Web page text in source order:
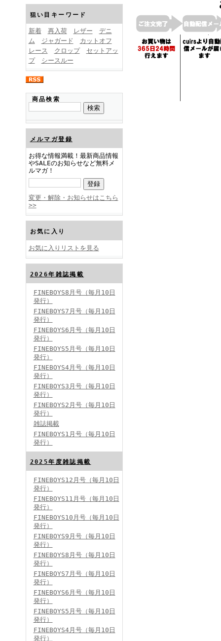
FINEBOYS2024年12月号
FINEBOYS2024年11月号
FINEBOYS2024年10月号
FINEBOYS2024年9月号
FINEBOYS2024年8月号
FINEBOYS2024年7月号
狙い目キーワード
新着 再入荷 レザー
デニ
ム
ジャガード
カットオフ
レース
クロップ
セットアッ
プ
シースルー
商品検索
メルマガ登録
お得な情報満載！最新商品情報
やSALEのお知らせなど無料メ
ルマガ！
変更・解除・お知らせはこちら
>>
お気に入り
お気に入りリストを見る
2026年雑誌掲載
FINEBOYS8月号（毎月10日
発行）
FINEBOYS7月号（毎月10日
発行）
FINEBOYS6月号（毎月10日
発行）
FINEBOYS5月号（毎月10日
発行）
FINEBOYS4月号（毎月10日
発行）
FINEBOYS3月号（毎月10日
発行）
FINEBOYS2月号（毎月10日
発行）
雑誌掲載
FINEBOYS1月号（毎月10日
発行）
2025年度雑誌掲載
FINEBOYS12月号（毎月10日
発行）
FINEBOYS11月号（毎月10日
発行）
FINEBOYS10月号（毎月10日
発行）
FINEBOYS9月号（毎月10日
発行）
FINEBOYS8月号（毎月10日
発行）
FINEBOYS7月号（毎月10日
発行）
FINEBOYS6月号（毎月10日
発行）
FINEBOYS5月号（毎月10日
発行）
FINEBOYS4月号（毎月10日
発行）